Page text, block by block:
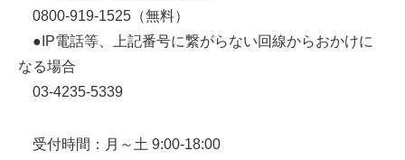
0800-919-1525（無料）
●IP電話等、上記番号に繋がらない回線からおかけに
なる場合
03-4235-5339
受付時間：月～土 9:00-18:00